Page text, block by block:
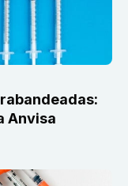
Anvisa